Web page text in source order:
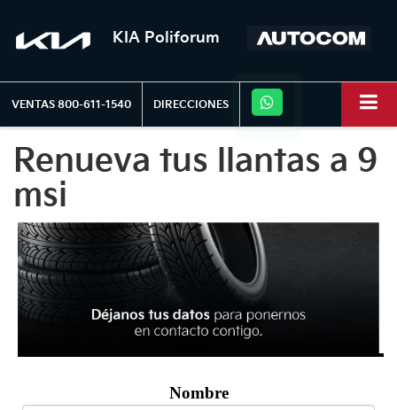
KIA Poliforum
VENTAS 800-611-1540 DIRECCIONES
Renueva tus llantas a 9
msi